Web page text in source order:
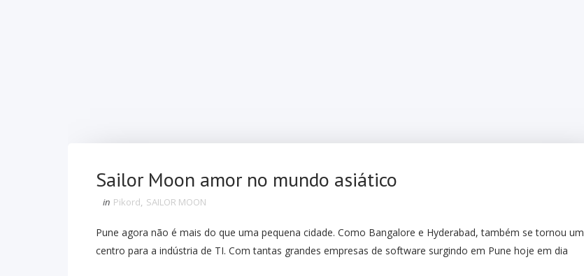
Sailor Moon amor no mundo asiático
in Pikord, SAILOR MOON
Pune agora não é mais do que uma pequena cidade. Como Bangalore e Hyderabad, também se tornou um
centro para a indústria de TI. Com tantas grandes empresas de software surgindo em Pune hoje em dia